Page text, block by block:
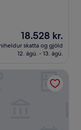
Verðið
er
18.528 kr.
18.528 kr.
skatta og gjöld
12. ágú. - 13. ágú.